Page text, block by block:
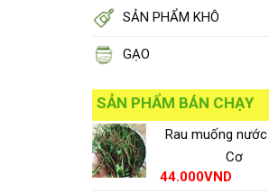
SẢN PHẨM KHÔ
GẠO
SẢN PHẨM BÁN CHẠY
Rau muống
Cơ
44.000VND